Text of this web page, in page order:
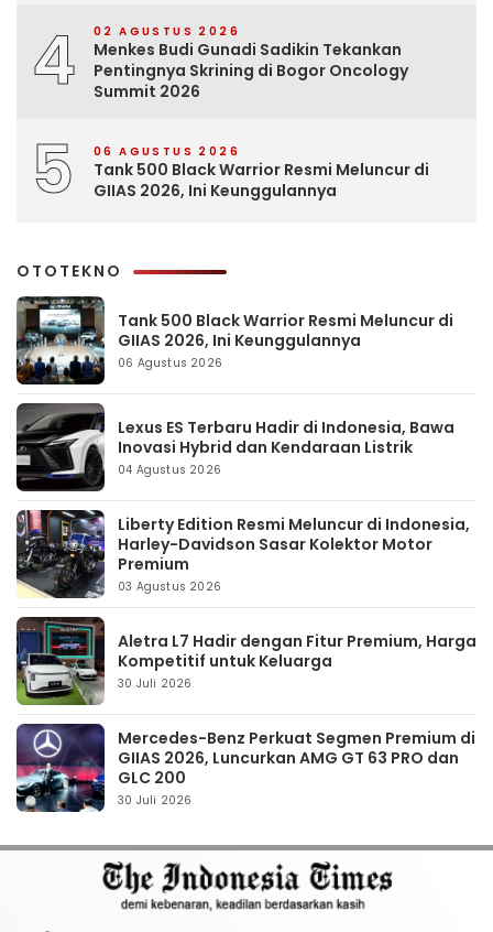
4 02 AGUSTUS 2026
Menkes Budi Gunadi Sadikin Tekankan
Pentingnya Skrining di Bogor Oncology
Summit 2026
5 06 AGUSTUS 2026
Tank 500 Black Warrior Resmi Meluncur di
GIIAS 2026, Ini Keunggulannya
OTOTEKNO
Tank 500 Black Warrior Resmi Meluncur di
GIIAS 2026, Ini Keunggulannya
06 Agustus 2026
Lexus ES Terbaru Hadir di Indonesia, Bawa
Inovasi Hybrid dan Kendaraan Listrik
04 Agustus 2026
Liberty Edition Resmi Meluncur di Indonesia,
Harley-Davidson Sasar Kolektor Motor
Premium
03 Agustus 2026
Aletra L7 Hadir dengan Fitur Premium, Harga
Kompetitif untuk Keluarga
30 Juli 2026
Mercedes-Benz Perkuat Segmen Premium di
GIIAS 2026, Luncurkan AMG GT 63 PRO dan
GLC 200
30 Juli 2026